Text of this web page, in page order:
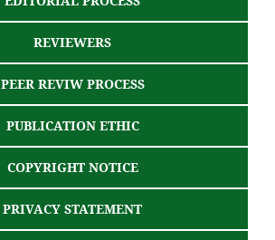
REVIEWERS
PEER REVIW PROCESS
PUBLICATION ETHIC
COPYRIGHT NOTICE
PRIVACY STATEMENT